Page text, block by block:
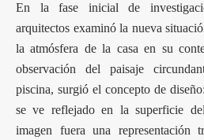
En la fase inicial de
arquitectos examinó la nueva
la atmósfera de la casa en su
observación del paisaje
piscina, surgió el concepto de
se ve reflejado en la superficie
imagen fuera una representación